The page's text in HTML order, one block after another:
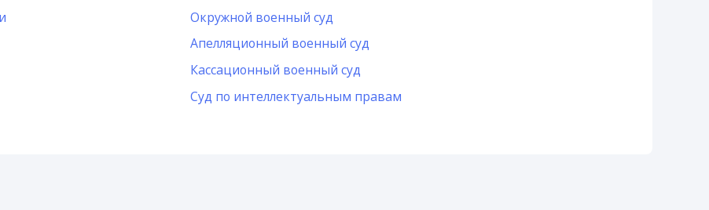
Окружной военный суд
Апелляционный военный суд
Кассационный военный суд
Суд по интеллектуальным правам